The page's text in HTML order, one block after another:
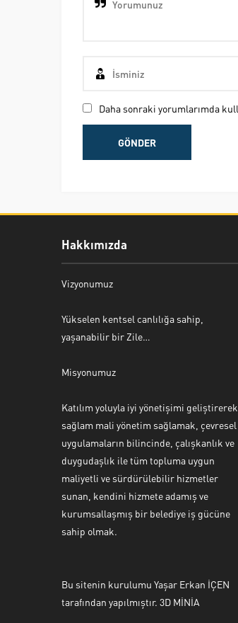
Daha sonraki yorumlarımda
Hakkımızda
Vizyonumuz
Yükselen kentsel canlılığa sahip,
yaşanabilir bir Zile…
Misyonumuz
Katılım yoluyla iyi yönetişimi geliştirerek,
sağlam mali yönetim sağlamak, çevresel
uygulamaların bilincinde, çalışkanlık ve
duygudaşlık ile tüm topluma uygun
maliyetli ve sürdürülebilir hizmetler
sunan, kendini hizmete adamış ve
kurumsallaşmış bir belediye iş gücüne
sahip olmak.
Bu sitenin kurulumu Yaşar Erkan İÇEN
tarafından yapılmıştır. 3D MİNİA
Cevap Yaz